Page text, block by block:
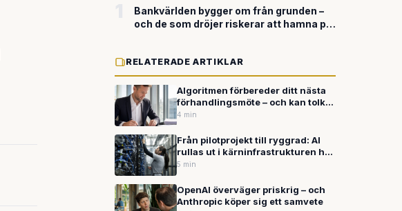
Bankvärlden bygger om från grunden –
och de som dröjer riskerar att hamna på
RELATERADE ARTIKLAR
Algoritmen förbereder ditt nästa
förhandlingsmöte – och kan tolka
finansiella dokument mer
4 min
Från pilotprojekt till ryggrad: AI
rullas ut i kärninfrastrukturen hos
företag, myndigheter och
5 min
OpenAI överväger priskrig – och
Anthropic köper sig ett samvete